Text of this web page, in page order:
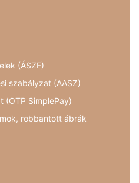
(ÁSZF)
szabályzat (AASZ)
(OTP SimplePay)
robbantott ábrák